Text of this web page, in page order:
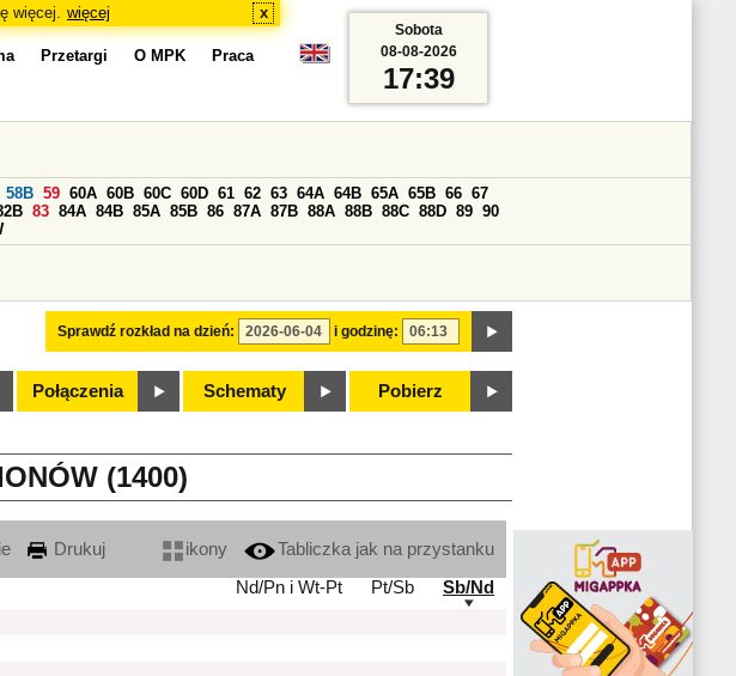
więcej. więcej x
Przetargi O MPK Praca
Sprawdź rozkład na dzień: i godzinę:
58B 59 60A 60B 60C 60D 61 62 63 64A 64B 65A 65B 66 67
83 84A 84B 85A 85B 86 87A 87B 88A 88B 88C 88D 89 90
Połączenia Schematy Pobierz
Sobota
08-08-2026
17:39
(1400)
Drukuj ikony
Tabliczka jak na przystanku
Nd/Pn i Wt-Pt
Pt/Sb
Sb/Nd